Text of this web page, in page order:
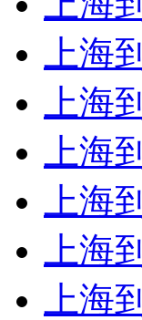
上海
上海
上海
上海
上海
上海